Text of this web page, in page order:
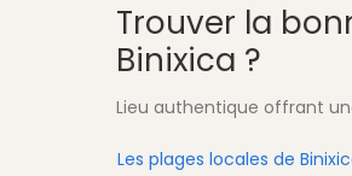
Trouver la
Binixica ?
Lieu authentique offrant
Les plages locales de